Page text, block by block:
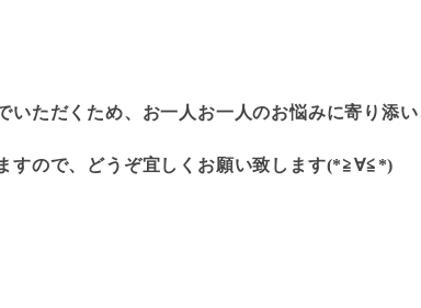
いただくため、お一人お一人のお悩みに寄り添
すので、どうぞ宜しくお願い致します(*≧∀≦*)